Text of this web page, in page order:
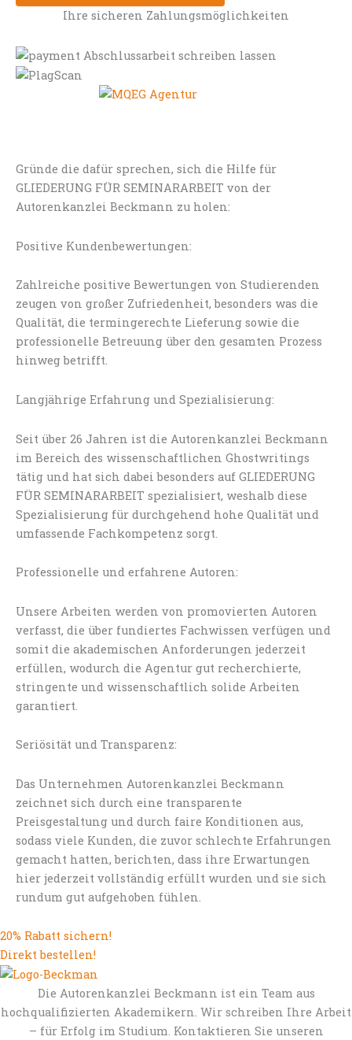
Ihre sicheren Zahlungsmöglichkeiten
Gründe die dafür sprechen, sich die Hilfe für
GLIEDERUNG FÜR SEMINARARBEIT von der
Autorenkanzlei Beckmann zu holen:
Positive Kundenbewertungen:
Zahlreiche positive Bewertungen von Studierenden
zeugen von großer Zufriedenheit, besonders was die
Qualität, die termingerechte Lieferung sowie die
professionelle Betreuung über den gesamten Prozess
hinweg betrifft.
Langjährige Erfahrung und Spezialisierung:
Seit über 26 Jahren ist die Autorenkanzlei Beckmann
im Bereich des wissenschaftlichen Ghostwritings
tätig und hat sich dabei besonders auf GLIEDERUNG
FÜR SEMINARARBEIT spezialisiert, weshalb diese
Spezialisierung für durchgehend hohe Qualität und
umfassende Fachkompetenz sorgt.
Professionelle und erfahrene Autoren:
Unsere Arbeiten werden von promovierten Autoren
verfasst, die über fundiertes Fachwissen verfügen und
somit die akademischen Anforderungen jederzeit
erfüllen, wodurch die Agentur gut recherchierte,
stringente und wissenschaftlich solide Arbeiten
garantiert.
Seriösität und Transparenz:
Das Unternehmen Autorenkanzlei Beckmann
zeichnet sich durch eine transparente
Preisgestaltung und durch faire Konditionen aus,
sodass viele Kunden, die zuvor schlechte Erfahrungen
gemacht hatten, berichten, dass ihre Erwartungen
hier jederzeit vollständig erfüllt wurden und sie sich
rundum gut aufgehoben fühlen.
20% Rabatt sichern!
Direkt bestellen!
Die Autorenkanzlei Beckmann ist ein Team aus
hochqualifizierten Akademikern. Wir schreiben Ihre Arbeit
– für Erfolg im Studium. Kontaktieren Sie unseren